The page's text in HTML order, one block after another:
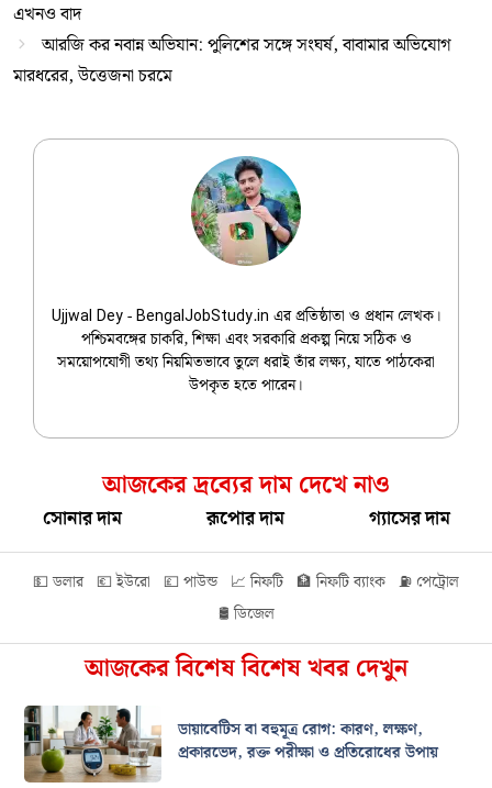
এখনও বাদ
আরজি কর নবান্ন অভিযান: পুলিশের সঙ্গে সংঘর্ষ, বাবামার অভিযোগ
মারধরের, উত্তেজনা চরমে
Ujjwal Dey - BengalJobStudy.in এর প্রতিষ্ঠাতা ও প্রধান লেখক।
পশ্চিমবঙ্গের চাকরি, শিক্ষা এবং সরকারি প্রকল্প নিয়ে সঠিক ও
সময়োপযোগী তথ্য নিয়মিতভাবে তুলে ধরাই তাঁর লক্ষ্য, যাতে পাঠকেরা
উপকৃত হতে পারেন।
আজকের দ্রব্যের দাম দেখে নাও
সোনার দাম রূপোর দাম গ্যাসের দাম
💵 ডলার 💶 ইউরো 💷 পাউন্ড 📈 নিফটি 🏦 নিফটি ব্যাংক ⛽ পেট্রোল
🛢️ ডিজেল
আজকের বিশেষ বিশেষ খবর দেখুন
ডায়াবেটিস বা বহুমূত্র রোগ: কারণ, লক্ষণ,
প্রকারভেদ, রক্ত পরীক্ষা ও প্রতিরোধের উপায়